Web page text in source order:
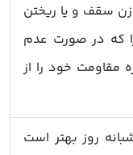
سقف و یا ریختن
که در صورت عدم
خود را از
روز بهتر است